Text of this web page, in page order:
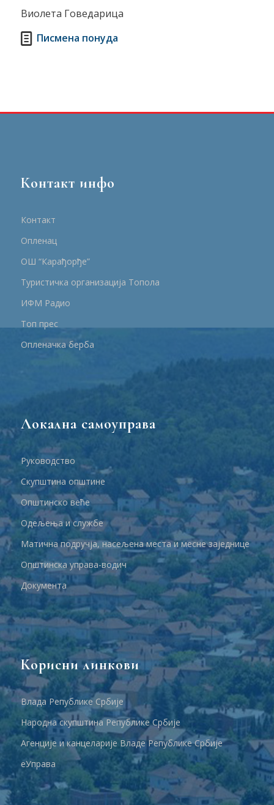
Виолета Говедарица
Писмена понуда
Контакт инфо
Контакт
Опленац
ОШ “Карађорђе”
Туристичка организација Топола
ИФМ Радио
Топ прес
Опленачка берба
Локална самоуправа
Руководство
Скупштина општине
Општинско веће
Одељења и службе
Матична подручја, насељена места и месне заједнице
Општинска управа-водич
Документа
Корисни линкови
Влада Републике Србије
Народна скупштина Републике Србије
Агенције и канцеларије Владе Републике Србије
еУправа